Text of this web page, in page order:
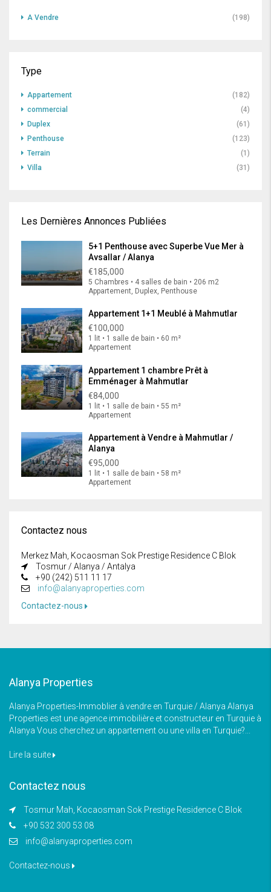
A Vendre (198)
Type
Appartement
(182)
commercial
(4)
Duplex
(61)
Penthouse
(123)
Terrain
(1)
Villa
(31)
Les Dernières Annonces Publiées
5+1 Penthouse avec Superbe Vue Mer à
Avsallar / Alanya
€185,000
5 Chambres • 4 salles de bain • 206 m2
Appartement, Duplex, Penthouse
Appartement 1+1 Meublé à Mahmutlar
€100,000
1 lit • 1 salle de bain • 60 m²
Appartement
Appartement 1 chambre Prêt à
Emménager à Mahmutlar
€84,000
1 lit • 1 salle de bain • 55 m²
Appartement
Appartement à Vendre à Mahmutlar /
Alanya
€95,000
1 lit • 1 salle de bain • 58 m²
Appartement
Contactez nous
Merkez Mah, Kocaosman Sok Prestige Residence C Blok
Tosmur / Alanya / Antalya
+90 (242) 511 11 17
info@alanyaproperties.com
Contactez-nous
Alanya Properties
Alanya Properties-Immoblier à vendre en Turquie / Alanya Alanya
Properties est une agence immobilière et constructeur en Turquie à
Alanya Vous cherchez un appartement ou une villa en Turquie?...
Lire la suite
Contactez nous
Tosmur Mah, Kocaosman Sok Prestige Residence C Blok
+90 532 300 53 08
info@alanyaproperties.com
Contactez-nous